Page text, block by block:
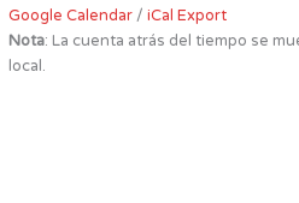
Google Calendar/ iCal Export
Nota: La cuenta atrás del tiempo se
local.